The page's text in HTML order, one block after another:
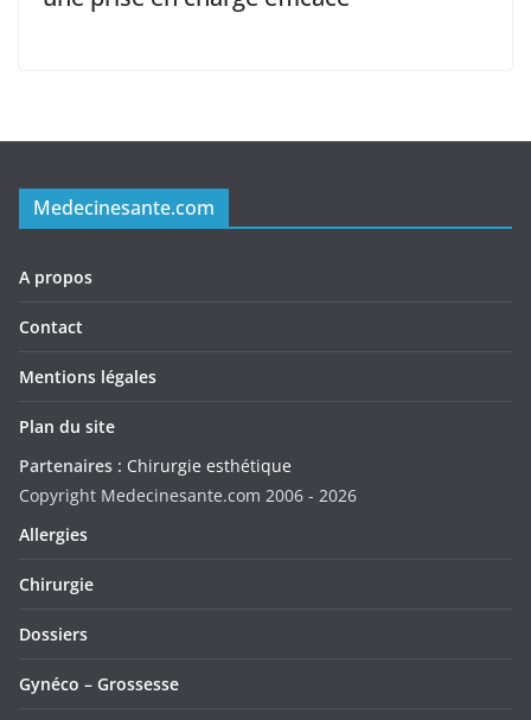
Medecinesante.com
A propos
Contact
Mentions légales
Plan du site
Partenaires : Chirurgie esthétique
Copyright Medecinesante.com 2006 - 2026
Allergies
Chirurgie
Dossiers
Gynéco – Grossesse